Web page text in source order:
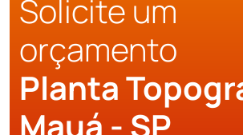
Solicite um
orçamento
Planta
Mauá - SP